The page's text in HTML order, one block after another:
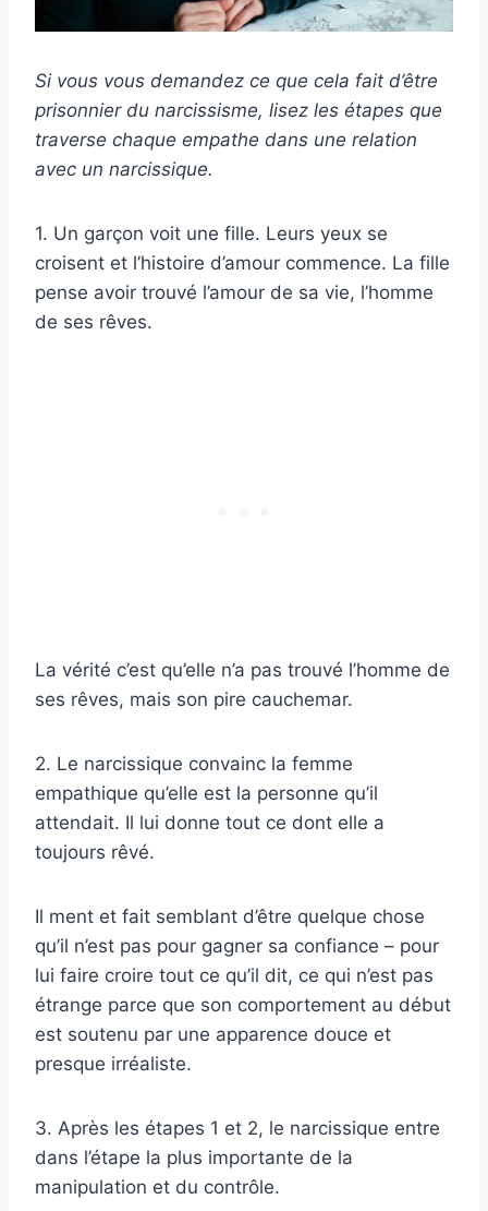
Si vous vous demandez ce que cela fait d’être
prisonnier du narcissisme, lisez les étapes que
traverse chaque empathe dans une relation
avec un narcissique.
1. Un garçon voit une fille. Leurs yeux se
croisent et l’histoire d’amour commence. La fille
pense avoir trouvé l’amour de sa vie, l’homme
de ses rêves.
La vérité c’est qu’elle n’a pas trouvé l’homme de
ses rêves, mais son pire cauchemar.
2. Le narcissique convainc la femme
empathique qu’elle est la personne qu’il
attendait. Il lui donne tout ce dont elle a
toujours rêvé.
Il ment et fait semblant d’être quelque chose
qu’il n’est pas pour gagner sa confiance – pour
lui faire croire tout ce qu’il dit, ce qui n’est pas
étrange parce que son comportement au début
est soutenu par une apparence douce et
presque irréaliste.
3. Après les étapes 1 et 2, le narcissique entre
dans l’étape la plus importante de la
manipulation et du contrôle.